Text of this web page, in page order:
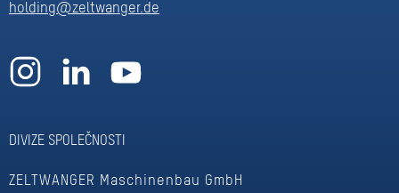
holding@zeltwanger.de
DIVIZE SPOLEČNOSTI
ZELTWANGER Maschinenbau GmbH